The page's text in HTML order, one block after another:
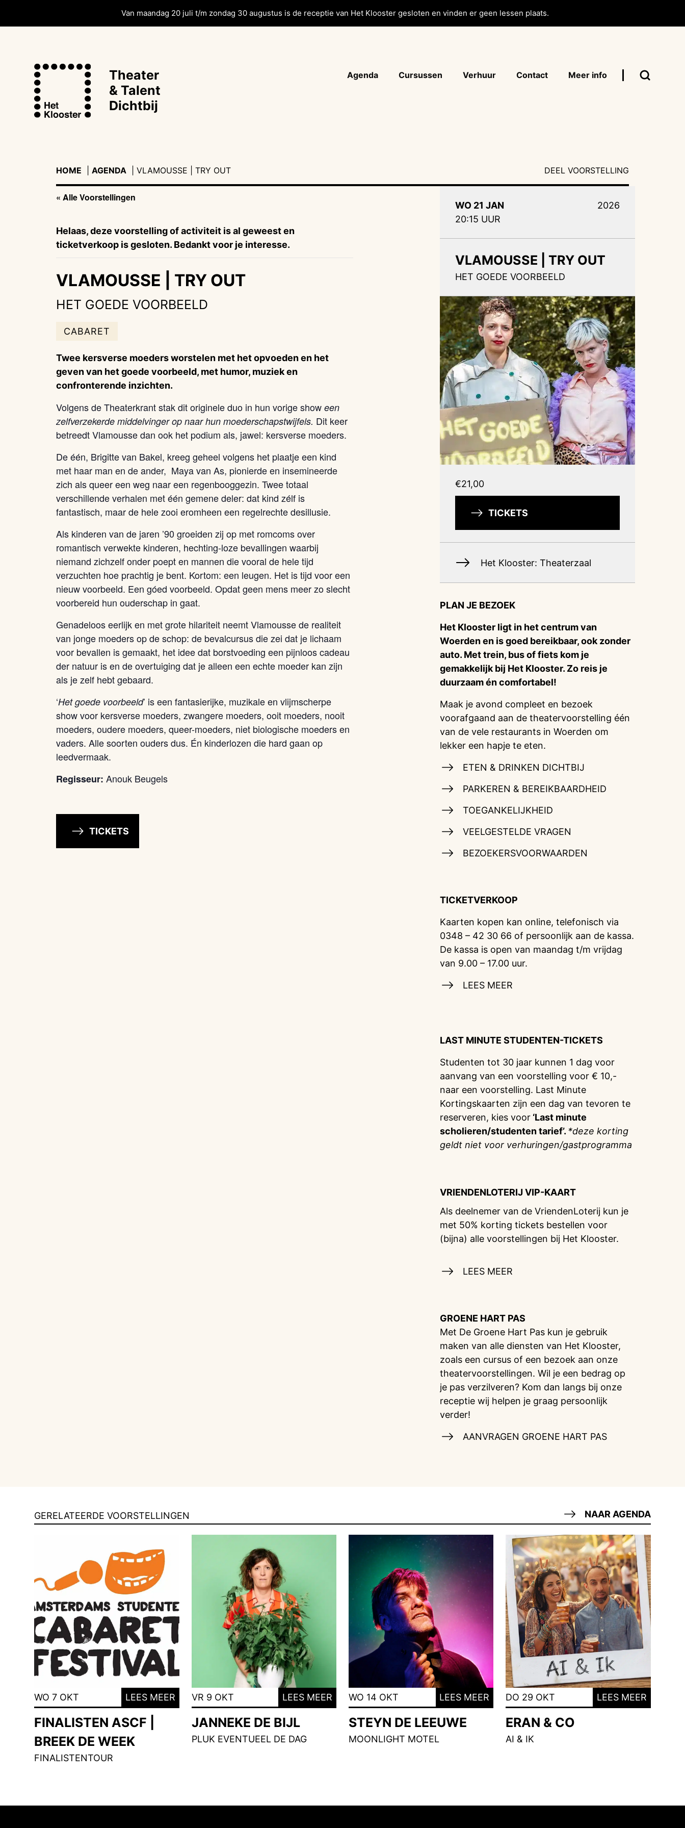
Van maandag 20 juli t/m zondag 30 augustus is de receptie van Het Klooster gesloten en vinden er geen lessen plaats.
Theater
& Talent
Dichtbij
Agenda Cursussen Verhuur Contact Meer info
HOME AGENDA
| VLAMOUSSE | TRY OUT DEEL VOORSTELLING
« Alle Voorstellingen
Helaas, deze voorstelling of activiteit is al geweest en
ticketverkoop is gesloten. Bedankt voor je interesse.
VLAMOUSSE | TRY OUT
HET GOEDE VOORBEELD
CABARET
Twee kersverse moeders worstelen met het opvoeden en het
geven van het goede voorbeeld, met humor, muziek en
confronterende inzichten.
Volgens de Theaterkrant stak dit originele duo in hun vorige show een
zelfverzekerde middelvinger op naar hun moederschapstwijfels. Dit keer
betreedt Vlamousse dan ook het podium als, jawel: kersverse moeders.
De één, Brigitte van Bakel, kreeg geheel volgens het plaatje een kind
met haar man en de ander, Maya van As, pionierde en insemineerde
zich als queer een weg naar een regenbooggezin. Twee totaal
verschillende verhalen met één gemene deler: dat kind zélf is
fantastisch, maar de hele zooi eromheen een regelrechte desillusie.
Als kinderen van de jaren ’90 groeiden zij op met romcoms over
romantisch verwekte kinderen, hechting-loze bevallingen waarbij
niemand zichzelf onder poept en mannen die vooral de hele tijd
verzuchten hoe prachtig je bent. Kortom: een leugen. Het is tijd voor een
nieuw voorbeeld. Een góed voorbeeld. Opdat geen mens meer zo slecht
voorbereid hun ouderschap in gaat.
Genadeloos eerlijk en met grote hilariteit neemt Vlamousse de realiteit
van jonge moeders op de schop: de bevalcursus die zei dat je lichaam
voor bevallen is gemaakt, het idee dat borstvoeding een pijnloos cadeau
der natuur is en de overtuiging dat je alleen een echte moeder kan zijn
als je zelf hebt gebaard.
‘Het goede voorbeeld’ is een fantasierijke, muzikale en vlijmscherpe
show voor kersverse moeders, zwangere moeders, ooit moeders, nooit
moeders, oudere moeders, queer-moeders, niet biologische moeders en
vaders. Alle soorten ouders dus. Én kinderlozen die hard gaan op
leedvermaak.
Regisseur: Anouk Beugels
TICKETS
WO 21 JAN
20:15 UUR
2026
VLAMOUSSE | TRY OUT
HET GOEDE VOORBEELD
€21,00
TICKETS
Het Klooster: Theaterzaal
PLAN JE BEZOEK
Het Klooster ligt in het centrum van
Woerden en is goed bereikbaar, ook zonder
auto. Met trein, bus of fiets kom je
gemakkelijk bij Het Klooster. Zo reis je
duurzaam én comfortabel!
Maak je avond compleet en bezoek
voorafgaand aan de theatervoorstelling één
van de vele restaurants in Woerden om
lekker een hapje te eten.
ETEN & DRINKEN DICHTBIJ
PARKEREN & BEREIKBAARDHEID
TOEGANKELIJKHEID
VEELGESTELDE VRAGEN
BEZOEKERSVOORWAARDEN
TICKETVERKOOP
Kaarten kopen kan online, telefonisch via
0348 – 42 30 66 of persoonlijk aan de kassa.
De kassa is open van maandag t/m vrijdag
van 9.00 – 17.00 uur.
LEES MEER
LAST MINUTE STUDENTEN-TICKETS
Studenten tot 30 jaar kunnen 1 dag voor
aanvang van een voorstelling voor € 10,-
naar een voorstelling. Last Minute
Kortingskaarten zijn een dag van tevoren te
reserveren, kies voor ‘Last minute
scholieren/studenten tarief’. *deze korting
geldt niet voor verhuringen/gastprogramma
VRIENDENLOTERIJVIP-KAART
Als deelnemer van de VriendenLoterij kun je
met 50% korting tickets bestellen voor
(bijna) alle voorstellingen bij Het Klooster.
LEES MEER
GROENE HART PAS
Met De Groene Hart Pas kun je gebruik
maken van alle diensten van Het Klooster,
zoals een cursus of een bezoek aan onze
theatervoorstellingen. Wil je een bedrag op
je pas verzilveren? Kom dan langs bij onze
receptie wij helpen je graag persoonlijk
verder!
AANVRAGEN GROENE HART PAS
GERELATEERDE VOORSTELLINGEN NAAR AGENDA
WO 7 OKT LEES MEER
FINALISTEN ASCF |
BREEK DE WEEK
FINALISTENTOUR
VR 9 OKT LEES MEER
JANNEKE DE BIJL
PLUK EVENTUEEL DE DAG
WO 14 OKT LEES MEER
STEYN DE LEEUWE
MOONLIGHT MOTEL
DO 29 OKT LEES MEER
ERAN & CO
AI & IK